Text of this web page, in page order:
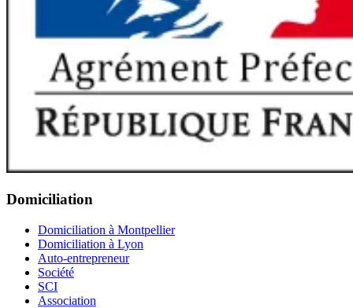
Domiciliation
Domiciliation à Montpellier
Domiciliation à Lyon
Auto-entrepreneur
Société
SCI
Association